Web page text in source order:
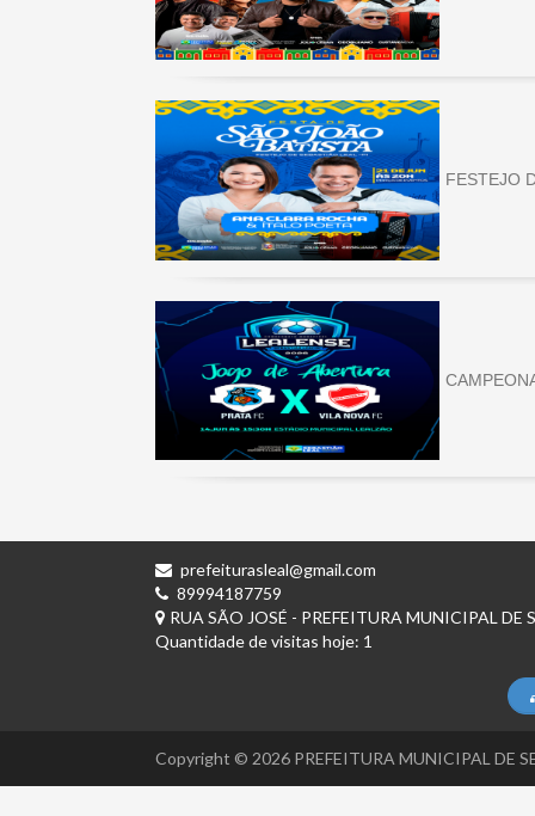
FESTEJO
prefeiturasleal@gmail.com
89994187759
RUA SÃO JOSÉ - PREFEITURA MUNICIPAL DE
Quantidade de visitas hoje: 1
Copyright © 2026 PREFEITURA MUNICIPAL DE